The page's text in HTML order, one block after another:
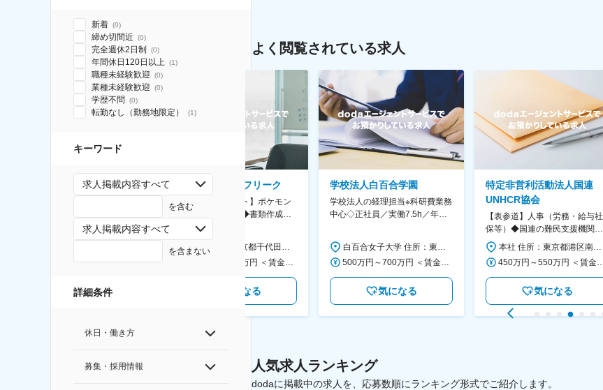
新着 (0)
締め切間近 (0)
完全週休2日制 (0)
年間休日120日以上 (1)
職種未経験歓迎 (0)
業種未経験歓迎 (0)
学歴不問 (0)
転勤なし（勤務地限定） (1)
キーワード
求人掲載内容すべて
を含む
求人掲載内容すべて
を含まない
詳細条件
休日・働き方
募集・採用情報
よく閲覧されている求人
やDXに向けたシステム利用等～
400万円～550万円 ＜賃金形態＞ 月給制 固定給＋業績給 ＜賃金内訳＞ 月額（基本給）：230,000円～280,000円 ＜月給＞ 230,000円～280,000円 ＜昇給有無＞ 有 ＜残業手当＞ 有 ＜給与補足＞ ※上記はあくまで最低保証額です。実際にはこれまでの経験やスキルを考慮の上、決定します。 年収には残業代は含めておりません。 ■昇給：年1回 ■賞与：年2回 賃金はあくまでも目安の金額であり、選考を通じて上下する可能性があります。 月給(月額)は固定手当を含めた表記です。
気になる
株式会社ゲームフリーク
【庶務アシスタント】ポケモン
シリーズ開発企業◆書類作成・
データ入力など◆年休126日・
食事補助あり◎
気になる
学校法人白百合学園
学校法人の経理担当※科研費業務
中心◇正社員／実働7.5h／年休
気になる
特定非営利活動法人国連
UNHCR協会
【表参道】人事（労務・給与社
保等）◆国連の難民支援機関の
活動を支える日本公式支援窓口
◆正職員登用前提
気になる
人気求人ランキング
dodaに掲載中の求人を、応募数順にランキング形式でご紹介します。